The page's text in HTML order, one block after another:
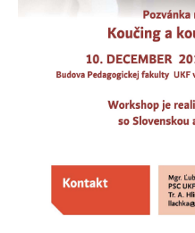
Univerzita tretieho veku
Exkurzie
Nitrianska letná univerzita
Týždeň BOZP